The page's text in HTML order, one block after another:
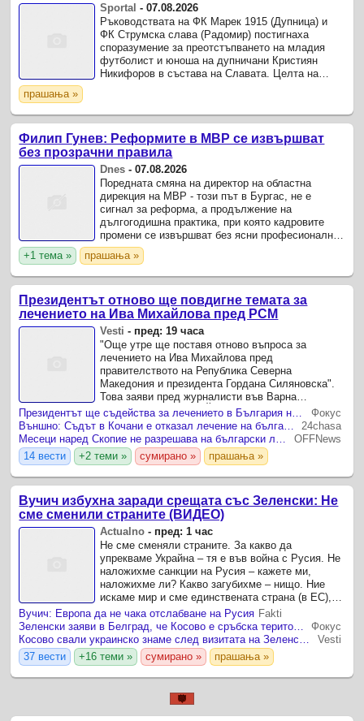
Sportal -07.08.2026
Ръководствата на ФК Марек 1915 (Дупница) и
ФК Струмска слава (Радомир) постигнаха
споразумение за преотстъпването на младия
футболист и юноша на дупничани Кристиян
Никифоров в състава на Славата. Целта на
прашања »
Филип Гунев: Реформите в МВР се извършват
без прозрачни правила
Dnes -07.08.2026
Поредната смяна на директор на областна
дирекция на МВР - този път в Бургас, не е
сигнал за реформа, а продължение на
дългогодишна практика, при която кадровите
промени се извършват без ясни професионални
критерии.
+1 тема » прашања »
Президентът отново ще повдигне темата за
лечението на Ива Михайлова пред РСМ
Vesti - пред: 19 часа
"Още утре ще поставя отново въпроса за
лечението на Ива Михайлова пред
правителството на Република Северна
Македония и президента Гордана Силяновска".
Това заяви пред журналисти във Варна
президентът Илияна Йотова.
Фокус
24chasa
OFFNews
14 вести
+2 теми » сумирано » прашања »
Вучич избухна заради срещата със Зеленски: Не
сме сменили страните (ВИДЕО)
Actualno - пред: 1 час
Не сме сменяли страните. За какво да
упрекваме Украйна – тя е във война с Русия. Не
наложихме санкции на Русия – кажете ми,
наложихме ли? Какво загубихме – нищо. Ние
искаме мир и сме единствената страна (в ЕС),
която иска мир от самото начало – не искаме
победа на едната или ...
Вучич: Европа да не чака отслабване на Русия Fakti
Зеленски заяви в Белград, че Косово е сръбска територия, в Прищина реагираха веднага
Фокус
Косово свали украинско знаме след визитата на Зеленски в Сърбия
Vesti
37 вести
+16 теми » сумирано » прашања »